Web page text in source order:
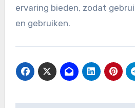
ervaring bieden, zodat
en gebruiken.